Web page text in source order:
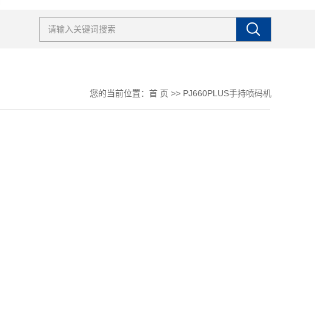
您的当前位置： 首 页 >> PJ660PLUS手持喷码机